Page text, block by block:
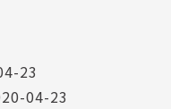
23
04-23